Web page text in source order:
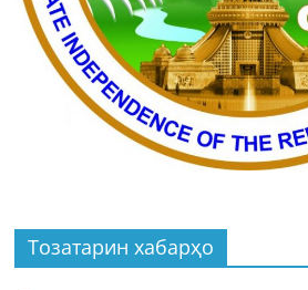
Тозатарин хабарҳо